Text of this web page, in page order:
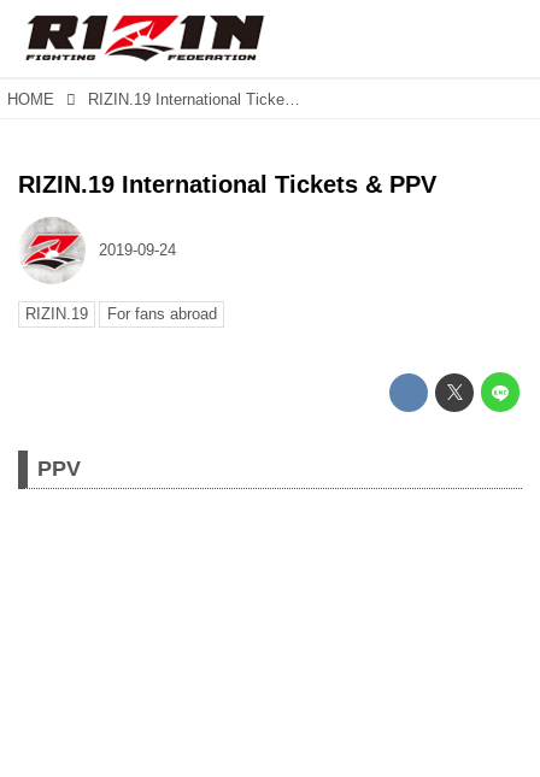
HOME RIZIN.19 International Tickets & PPV
RIZIN.19 International Tickets & PPV
2019-09-24
RIZIN.19 For fans abroad
PPV